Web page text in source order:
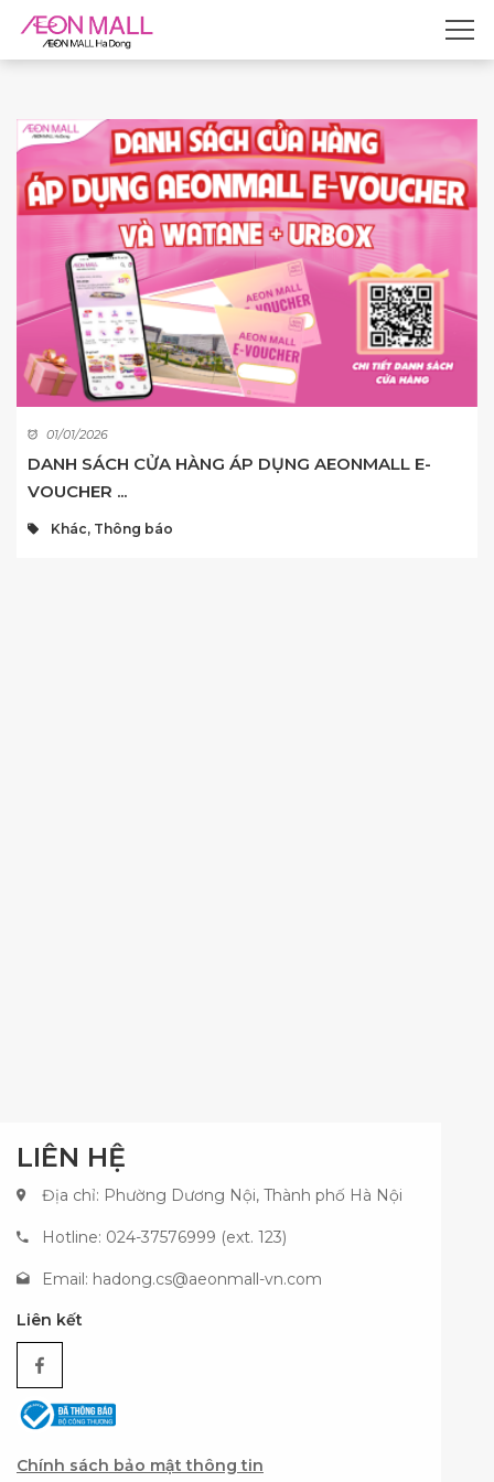
01/01/2026
DANH SÁCH CỬA HÀNG ÁP DỤNG AEONMALL E-
VOUCHER ...
Khác, Thông báo
LIÊN HỆ
Địa chỉ: Phường Dương Nội, Thành phố Hà Nội
Hotline: 024-37576999 (ext. 123)
Email: hadong.cs@aeonmall-vn.com
Liên kết
Chính sách bảo mật thông tin